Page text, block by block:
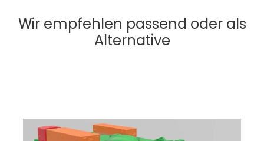
Wir empfehlen passend oder als
Alternative